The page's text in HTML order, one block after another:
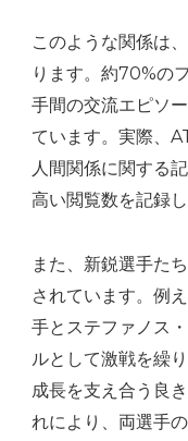
このような関係は
ります。約70%の
手間の交流エピソ
ています。実際、
人間関係に関する
高い閲覧数を記録
また、新鋭選手た
されています。例
手とステファノス
ルとして激戦を繰
成長を支え合う良
れにより、両選手